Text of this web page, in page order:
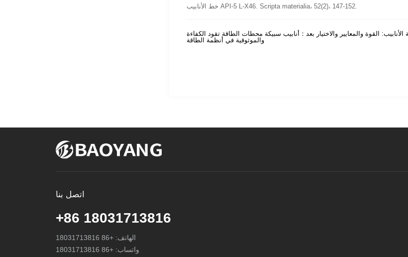
خط الأنابيب API-5 L-X46. Scripta materialia، 52(2)، 147-152.
القوة والمعايير والاختيار بعد： أنابيب سبيكة محطات الطاقة تقود الكفاءة
والموثوقية في أنظمة الطاقة
اتصل بنا
+86 18031713816
الهاتف: +86 18031713816
واتساب: +86 18031713816